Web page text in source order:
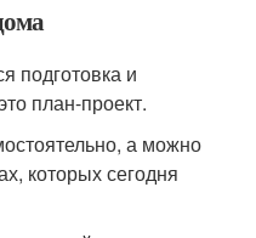
подготовка и
план-проект.
а можно
которых сегодня